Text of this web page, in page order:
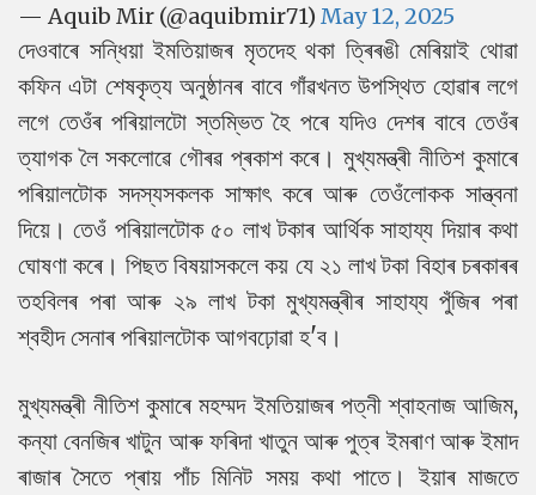
— Aquib Mir (@aquibmir71) May 12, 2025
দেওবাৰে সন্ধিয়া ইমতিয়াজৰ মৃতদেহ থকা ত্ৰিৰঙী মেৰিয়াই থোৱা
কফিন এটা শেষকৃত্য অনুষ্ঠানৰ বাবে গাঁৱখনত উপস্থিত হোৱাৰ লগে
লগে তেওঁৰ পৰিয়ালটো স্তম্ভিত হৈ পৰে যদিও দেশৰ বাবে তেওঁৰ
ত্যাগক লৈ সকলোৱে গৌৰৱ প্ৰকাশ কৰে। মুখ্যমন্ত্ৰী নীতিশ কুমাৰে
পৰিয়ালটোক সদস্যসকলক সাক্ষাৎ কৰে আৰু তেওঁলোকক সান্ত্বনা
দিয়ে। তেওঁ পৰিয়ালটোক ৫০ লাখ টকাৰ আৰ্থিক সাহায্য দিয়াৰ কথা
ঘোষণা কৰে। পিছত বিষয়াসকলে কয় যে ২১ লাখ টকা বিহাৰ চৰকাৰৰ
তহবিলৰ পৰা আৰু ২৯ লাখ টকা মুখ্যমন্ত্ৰীৰ সাহায্য পুঁজিৰ পৰা
শ্বহীদ সেনাৰ পৰিয়ালটোক আগবঢ়োৱা হ'ব।
মুখ্যমন্ত্ৰী নীতিশ কুমাৰে মহম্মদ ইমতিয়াজৰ পত্নী শ্বাহনাজ আজিম,
কন্যা বেনজিৰ খাটুন আৰু ফৰিদা খাতুন আৰু পুত্ৰ ইমৰাণ আৰু ইমাদ
ৰাজাৰ সৈতে প্ৰায় পাঁচ মিনিট সময় কথা পাতে। ইয়াৰ মাজতে